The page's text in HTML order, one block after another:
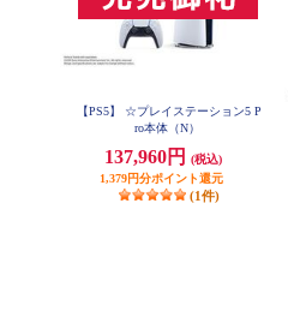
【PS5】 ☆プレイステーション5 P
ro本体（N）
137,960円
(税込)
1,379円分ポイント還元
(1件)